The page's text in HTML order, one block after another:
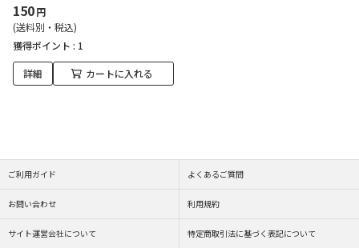
150円
(送料別・税込)
獲得ポイント : 1
詳細 カートに入れる
ご利用ガイド よくあるご質問
お問い合わせ 利用規約
サイト運営会社について 特定商取引法に基づく表記について